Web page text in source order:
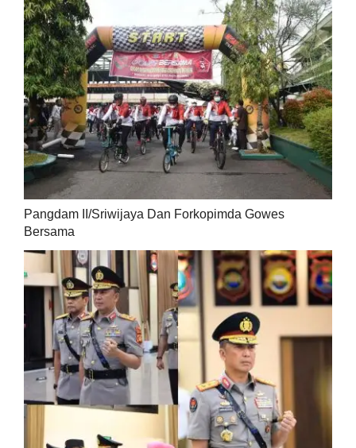
Pangdam II/Sriwijaya Dan Forkopimda Gowes
Bersama